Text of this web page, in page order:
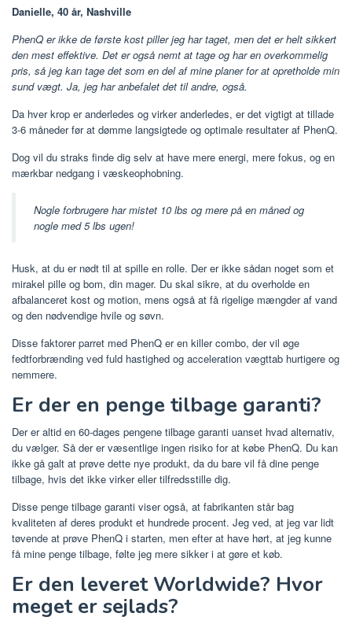
Danielle, 40 år, Nashville
PhenQ er ikke de første kost piller jeg har taget, men det er helt sikkert
den mest effektive. Det er også nemt at tage og har en overkommelig
pris, så jeg kan tage det som en del af mine planer for at opretholde min
sund vægt. Ja, jeg har anbefalet det til andre, også.
Da hver krop er anderledes og virker anderledes, er det vigtigt at tillade
3-6 måneder før at dømme langsigtede og optimale resultater af PhenQ.
Dog vil du straks finde dig selv at have mere energi, mere fokus, og en
mærkbar nedgang i væskeophobning.
Nogle forbrugere har mistet 10 lbs og mere på en måned og
nogle med 5 lbs ugen!
Husk, at du er nødt til at spille en rolle. Der er ikke sådan noget som et
mirakel pille og bom, din mager. Du skal sikre, at du overholde en
afbalanceret kost og motion, mens også at få rigelige mængder af vand
og den nødvendige hvile og søvn.
Disse faktorer parret med PhenQ er en killer combo, der vil øge
fedtforbrænding ved fuld hastighed og acceleration vægttab hurtigere og
nemmere.
Er der en penge tilbage garanti?
Der er altid en 60-dages pengene tilbage garanti uanset hvad alternativ,
du vælger. Så der er væsentlige ingen risiko for at købe PhenQ. Du kan
ikke gå galt at prøve dette nye produkt, da du bare vil få dine penge
tilbage, hvis det ikke virker eller tilfredsstille dig.
Disse penge tilbage garanti viser også, at fabrikanten står bag
kvaliteten af ​​deres produkt et hundrede procent. Jeg ved, at jeg var lidt
tøvende at prøve PhenQ i starten, men efter at have hørt, at jeg kunne
få mine penge tilbage, følte jeg mere sikker i at gøre et køb.
Er den leveret Worldwide? Hvor
meget er sejlads?